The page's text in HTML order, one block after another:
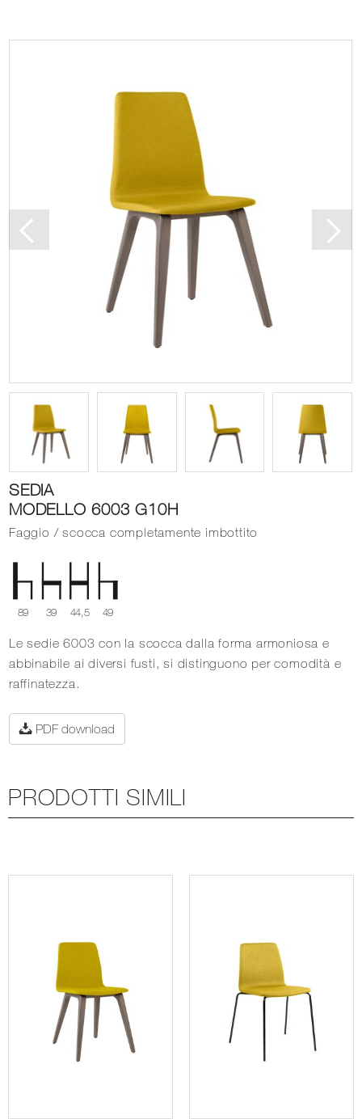
SEDIA
MODELLO 6003 G10H
Faggio / scocca completamente imbottito
89 39 44,5 49
Le sedie 6003 con la scocca dalla forma armoniosa e
abbinabile ai diversi fusti, si distinguono per comodità e
raffinatezza.
PDF download
PRODOTTI SIMILI